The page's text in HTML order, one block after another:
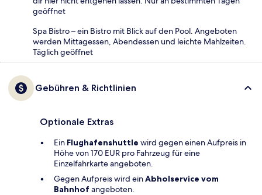
geöffnet
Spa Bistro – ein Bistro mit Blick auf den Pool. Angeboten
werden Mittagessen, Abendessen und leichte Mahlzeiten.
Täglich geöffnet
Gebühren & Richtlinien
Optionale Extras
Ein Flughafenshuttle wird gegen einen Aufpreis in
Höhe von 170 EUR pro Fahrzeug für eine
Einzelfahrkarte angeboten.
Gegen Aufpreis wird einAbholservice vom
Bahnhof angeboten.